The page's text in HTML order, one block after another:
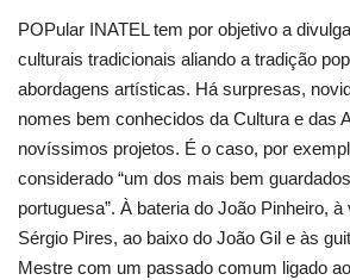
POPular INATEL tem por objetivo a
culturais tradicionais aliando a tradição
abordagens artísticas. Há surpresas,
nomes bem conhecidos da Cultura e das
novíssimos projetos. É o caso, por
considerado “um dos mais bem
portuguesa”. À bateria do João Pinheiro,
Sérgio Pires, ao baixo do João Gil e às
Mestre com um passado comum ligado